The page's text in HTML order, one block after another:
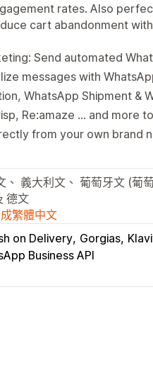
rates. Also
cart abandonment
Send automated
messages with
WhatsApp Shipment &
Re:amaze ... and more
from your own brand
、 義大利文、 葡萄牙文 (葡
德文
繁體中文
on Delivery Gorgias
Business API